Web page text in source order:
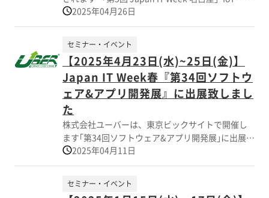
ッジコンピューティング EXPOに 出展致しまし
た。国内外から弊社ブースへも多くのお客様がご
来場されました。 当社展示ブースでは、IT技術に
関連する電子機器用筐体のカスタム品 サンプル事
例（熱対策、密閉構造、組込み、軽量化など)を多
数展示し、困り事、課題事項の解決に向けて 様々
な実例を紹介させていただき御好評を賜りまし
た。 【 最適な小型筐体設計と生産対応 】 最終
的には実機による製品評価になりますが、お客様
のご要望に応じて、簡易熱性能シミュレーション
(Ansys Discovery)も活用し、 冷却構造のカスタム
ケースの設計、製造も可能です。下記までお問合
せをお願い致します。
2025年04月26日
【2025年4月23日(水)~25日(金)】
Japan IT Week春『第34回ソフトウ
ェア&アプリ開発展』に出展致しまし
た
セミナー・イベント
株式会社ユーバーは、東京ビックサイトで開催し
ます｢第34回ソフトウェア&アプリ開発展｣に出展致
します 当展示会は″生成AI″ ″DXの活用″ ″データ分
析と活用″ ″情報セキュリティー″ ″業務効率化″ な
ど、 デジタル領域の製品・技術・サービスをテー
マ―とした合計９つのIT・DXで構成された国内最
2025年04月11日
セミナー・イベント